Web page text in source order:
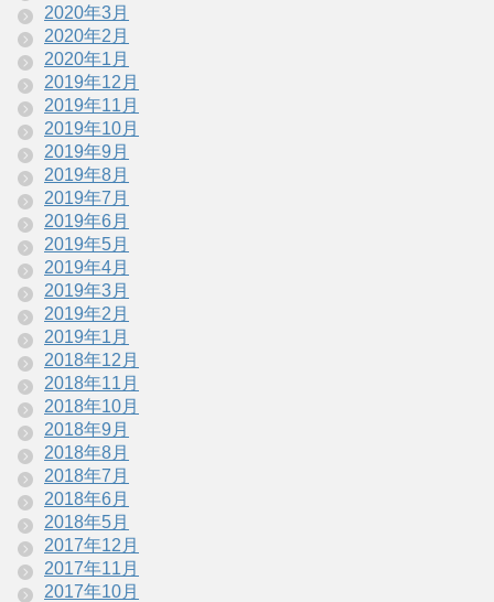
2020年3月
2020年2月
2020年1月
2019年12月
2019年11月
2019年10月
2019年9月
2019年8月
2019年7月
2019年6月
2019年5月
2019年4月
2019年3月
2019年2月
2019年1月
2018年12月
2018年11月
2018年10月
2018年9月
2018年8月
2018年7月
2018年6月
2018年5月
2017年12月
2017年11月
2017年10月